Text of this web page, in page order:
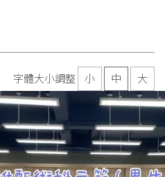
字體大小調整 小 中 大